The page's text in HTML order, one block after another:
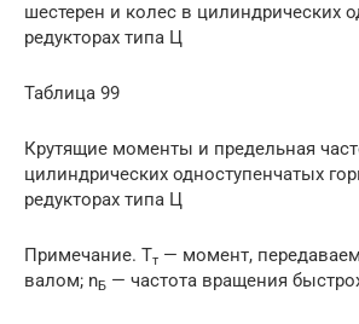
шестерен и колес в цилиндрических
редукторах типа Ц
Таблица 99
Крутящие моменты и предельная
цилиндрических одноступенчатых
редукторах типа Ц
Примечание. Тт — момент,
валом; nБ — частота вращения